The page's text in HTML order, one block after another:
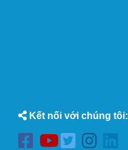
Kết nối với chúng tôi: